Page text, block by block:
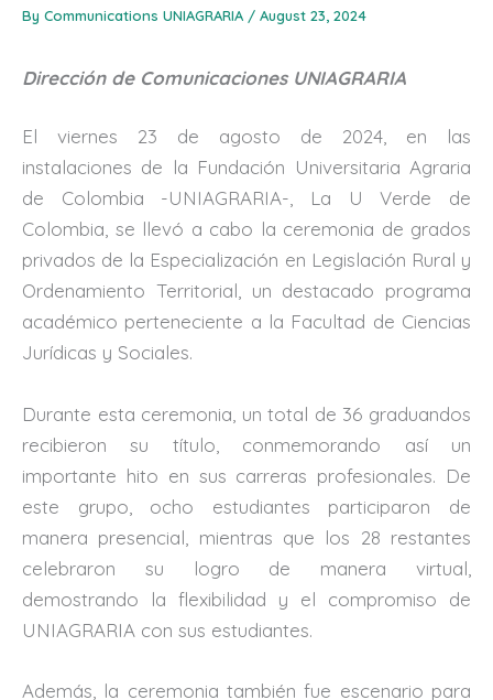
By Communications UNIAGRARIA / August 23, 2024
Dirección de Comunicaciones UNIAGRARIA
El viernes 23 de agosto de 2024, en las
instalaciones de la Fundación Universitaria Agraria
de Colombia -UNIAGRARIA-, La U Verde de
Colombia, se llevó a cabo la ceremonia de grados
privados de la Especialización en Legislación Rural y
Ordenamiento Territorial, un destacado programa
académico perteneciente a la Facultad de Ciencias
Jurídicas y Sociales.
Durante esta ceremonia, un total de 36 graduandos
recibieron su título, conmemorando así un
importante hito en sus carreras profesionales. De
este grupo, ocho estudiantes participaron de
manera presencial, mientras que los 28 restantes
celebraron su logro de manera virtual,
demostrando la flexibilidad y el compromiso de
UNIAGRARIA con sus estudiantes.
Además, la ceremonia también fue escenario para